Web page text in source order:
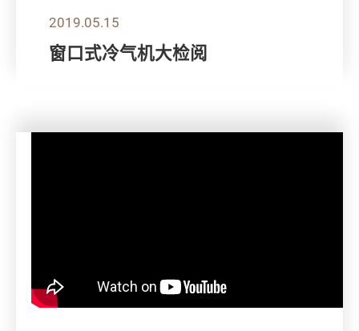
2019.05.15
窗口式冷气机大检阅